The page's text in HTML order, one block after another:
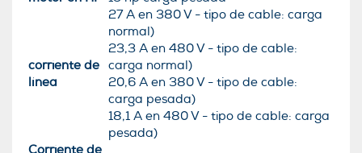
corriente de
línea
27 A en 380 V - tipo de cable: carga
normal)
23,3 A en 480 V - tipo de cable:
carga normal)
20,6 A en 380 V - tipo de cable:
carga pesada)
18,1 A en 480 V - tipo de cable: carga
pesada)